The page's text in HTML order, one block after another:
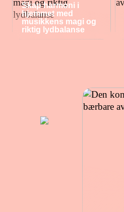
Skap harmoni i
hjemmet med
musikkens magi og
riktig lydbalanse